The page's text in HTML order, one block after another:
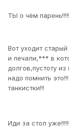
ТЫ о чём
Вот уходит
и печали,*** в
долгов,пустоту
надо помнить
танкистки!!!
Иди за стол